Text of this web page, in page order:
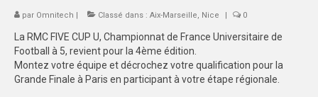
GUIDE SPORTIF
COMMISSIONS
ECO-CITOYENNETE
par Omnitech | Classé dans : Aix-Marseille, Nice | 0
La RMC FIVE CUP U, Championnat de France Universitaire de
Football à 5, revient pour la 4ème édition.
Montez votre équipe et décrochez votre qualification pour la
Grande Finale à Paris en participant à votre étape régionale.